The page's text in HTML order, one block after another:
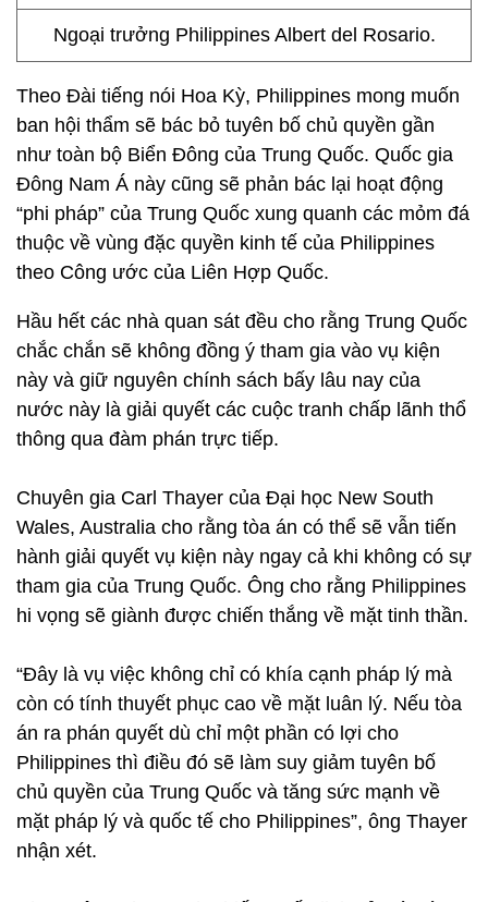
Ngoại trưởng Philippines Albert del Rosario.
Theo Đài tiếng nói Hoa Kỳ, Philippines mong muốn
ban hội thẩm sẽ bác bỏ tuyên bố chủ quyền gần
như toàn bộ Biển Đông của Trung Quốc. Quốc gia
Đông Nam Á này cũng sẽ phản bác lại hoạt động
“phi pháp” của Trung Quốc xung quanh các mỏm đá
thuộc về vùng đặc quyền kinh tế của Philippines
theo Công ước của Liên Hợp Quốc.
Hầu hết các nhà quan sát đều cho rằng Trung Quốc
chắc chắn sẽ không đồng ý tham gia vào vụ kiện
này và giữ nguyên chính sách bấy lâu nay của
nước này là giải quyết các cuộc tranh chấp lãnh thổ
thông qua đàm phán trực tiếp.
Chuyên gia Carl Thayer của Đại học New South
Wales, Australia cho rằng tòa án có thể sẽ vẫn tiến
hành giải quyết vụ kiện này ngay cả khi không có sự
tham gia của Trung Quốc. Ông cho rằng Philippines
hi vọng sẽ giành được chiến thắng về mặt tinh thần.
“Đây là vụ việc không chỉ có khía cạnh pháp lý mà
còn có tính thuyết phục cao về mặt luân lý. Nếu tòa
án ra phán quyết dù chỉ một phần có lợi cho
Philippines thì điều đó sẽ làm suy giảm tuyên bố
chủ quyền của Trung Quốc và tăng sức mạnh về
mặt pháp lý và quốc tế cho Philippines”, ông Thayer
nhận xét.